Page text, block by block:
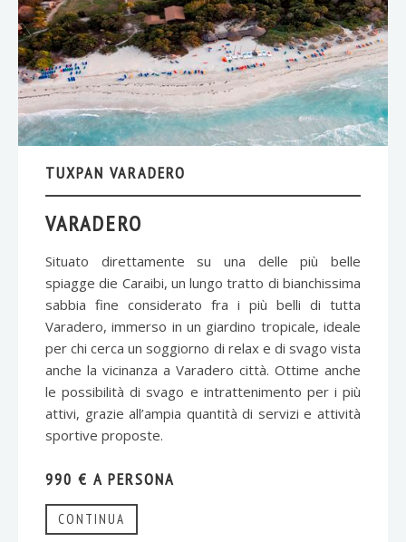
TUXPAN VARADERO
VARADERO
Situato direttamente su una delle più belle
spiagge die Caraibi, un lungo tratto di bianchissima
sabbia fine considerato fra i più belli di tutta
Varadero, immerso in un giardino tropicale, ideale
per chi cerca un soggiorno di relax e di svago vista
anche la vicinanza a Varadero città. Ottime anche
le possibilità di svago e intrattenimento per i più
attivi, grazie all’ampia quantità di servizi e attività
sportive proposte.
990 € A PERSONA
CONTINUA